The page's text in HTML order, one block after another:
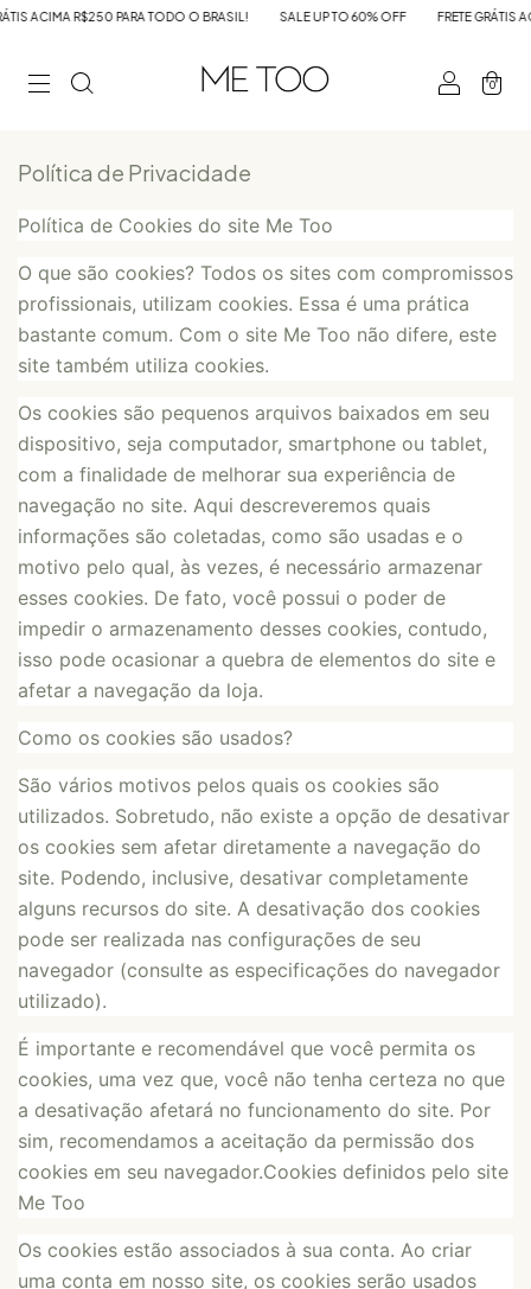
ACIMA R$250 PARA TODO O BRASIL! SALE UP TO 60% OFF FRETE GRÁTIS
0
Política de Privacidade
Política de Cookies do site Me Too
O que são cookies? Todos os sites com compromissos
profissionais, utilizam cookies. Essa é uma prática
bastante comum. Com o site Me Too não difere, este
site também utiliza cookies.
Os cookies são pequenos arquivos baixados em seu
dispositivo, seja computador, smartphone ou tablet,
com a finalidade de melhorar sua experiência de
navegação no site. Aqui descreveremos quais
informações são coletadas, como são usadas e o
motivo pelo qual, às vezes, é necessário armazenar
esses cookies. De fato, você possui o poder de
impedir o armazenamento desses cookies, contudo,
isso pode ocasionar a quebra de elementos do site e
afetar a navegação da loja.
Como os cookies são usados?
São vários motivos pelos quais os cookies são
utilizados. Sobretudo, não existe a opção de desativar
os cookies sem afetar diretamente a navegação do
site. Podendo, inclusive, desativar completamente
alguns recursos do site. A desativação dos cookies
pode ser realizada nas configurações de seu
navegador (consulte as especificações do navegador
utilizado).
É importante e recomendável que você permita os
cookies, uma vez que, você não tenha certeza no que
a desativação afetará no funcionamento do site. Por
sim, recomendamos a aceitação da permissão dos
cookies em seu navegador.Cookies definidos pelo site
Me Too
Os cookies estão associados à sua conta. Ao criar
uma conta em nosso site, os cookies serão usados